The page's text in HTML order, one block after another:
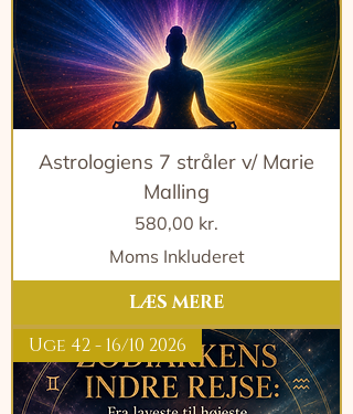
Astrologiens 7 stråler v/ Marie
Malling
Pris
580,00 kr.
Moms Inkluderet
LÆS MERE
Uge 42 - 16/10 2026